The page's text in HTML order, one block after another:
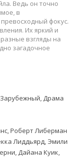
Ведь он точно
в
фокус.
Их яркий и
взгляды на
загадочное
Драма
Роберт Либерман
Лиддьярд, Эмили
Дайана Куик,